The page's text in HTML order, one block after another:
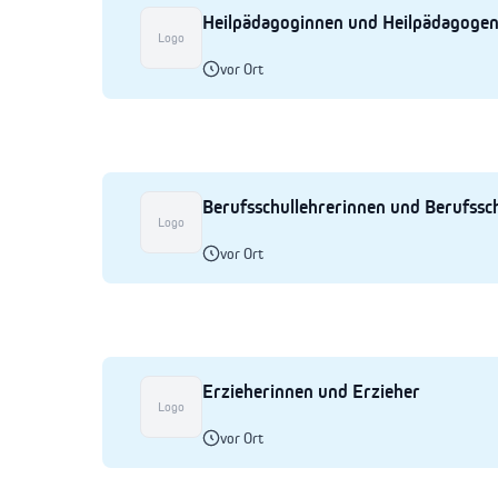
Logo
Heilpädagoginnen und Heilpädagogen
vor Ort
Logo
Berufsschullehrerinnen und
vor Ort
Logo
Erzieherinnen und Erzieher
vor Ort